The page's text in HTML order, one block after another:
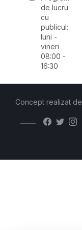
de lucru
cu
publicul:
luni -
vineri
08:00 -
16:30
Concept realizat de